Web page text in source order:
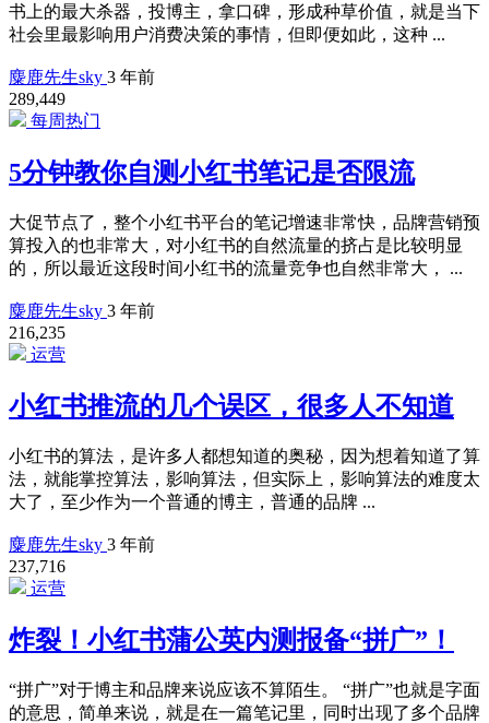
书上的最大杀器，投博主，拿口碑，形成种草价值，就是当下
社会里最影响用户消费决策的事情，但即便如此，这种 ...
麋鹿先生sky 3 年前
289,449
每周热门
5分钟教你自测小红书笔记是否限流
大促节点了，整个小红书平台的笔记增速非常快，品牌营销预
算投入的也非常大，对小红书的自然流量的挤占是比较明显
的，所以最近这段时间小红书的流量竞争也自然非常大， ...
麋鹿先生sky 3 年前
216,235
运营
小红书推流的几个误区，很多人不知道
小红书的算法，是许多人都想知道的奥秘，因为想着知道了算
法，就能掌控算法，影响算法，但实际上，影响算法的难度太
大了，至少作为一个普通的博主，普通的品牌 ...
麋鹿先生sky 3 年前
237,716
运营
炸裂！小红书蒲公英内测报备“拼广”！
“拼广”对于博主和品牌来说应该不算陌生。 “拼广”也就是字面
的意思，简单来说，就是在一篇笔记里，同时出现了多个品牌